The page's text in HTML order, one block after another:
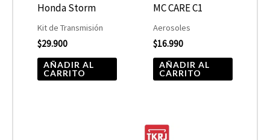
Honda Storm
Kit de Transmisión
$29.900
AÑADIR AL
CARRITO
MC CARE C1
Aerosoles
$16.990
AÑADIR AL
CARRITO